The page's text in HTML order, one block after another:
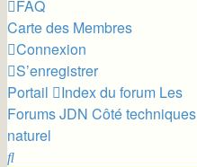
FAQ
Carte des Membres
Connexion
S’enregistrer
Portail
Index du forum Les
Forums JDN Côté techniques
naturel
Rechercher